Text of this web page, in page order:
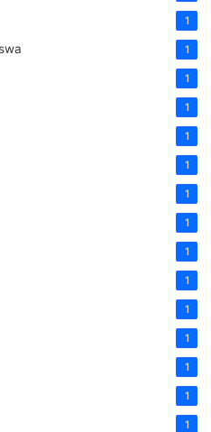
1
1
1
1
1
1
1
1
1
1
1
1
1
1
1